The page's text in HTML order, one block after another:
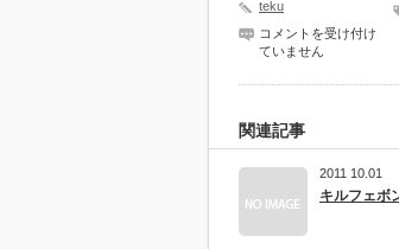
teku
ご
飯
鍋
炊
く
ヒ
タ
コメントを受け付け
ていません
関連記事
2011 10.01
キルフェボ